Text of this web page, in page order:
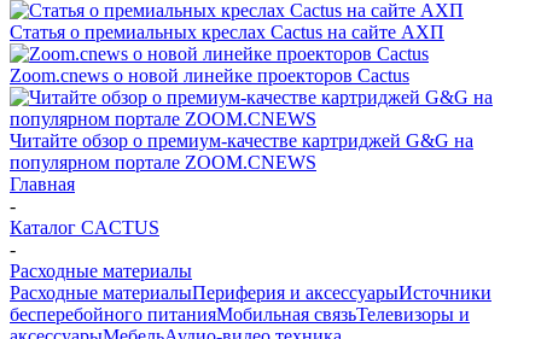
Статья о премиальных креслах Cactus на сайте АХП
Zoom.cnews о новой линейке проекторов Cactus
Читайте обзор о премиум-качестве картриджей G&G на
популярном портале ZOOM.CNEWS
Главная
-
Каталог CACTUS
-
Расходные материалы
Расходные материалыПериферия и аксессуарыИсточники
бесперебойного питанияМобильная связьТелевизоры и